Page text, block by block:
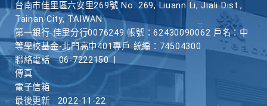
台南市佳里區六安里269號 No. 269, Liuann Li, Jiali Dist.,
Tainan City, TAIWAN
第一銀行 佳里分行0076249 帳號：62430090062 戶名：中
等學校基金-北門高中401專戶 統編：74504300
聯絡電話
06-7222150
傳真
電子信箱
最後更新
2022-11-22